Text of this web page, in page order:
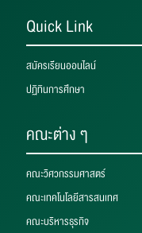
Quick Link
สมัครเรียนออนไลน์
ปฏิทินการศึกษา
คณะต่าง ๆ
คณะวิศวกรรมศาสตร์
คณะเทคโนโลยีสารสนเทศ
คณะบริหารธุรกิจ